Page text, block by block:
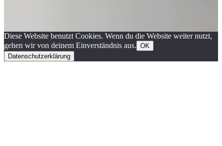
Diese Website benutzt Cookies. Wenn du die Website weiter nutzt,
gehen wir von deinem Einverständnis aus. OK
Datenschutzerklärung